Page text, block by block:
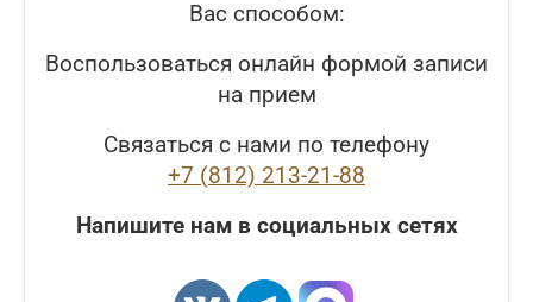
Вас способом:
Воспользоваться онлайн формой записи
на прием
Связаться с нами по телефону
+7 (812) 213-21-88
Напишите нам в социальных сетях